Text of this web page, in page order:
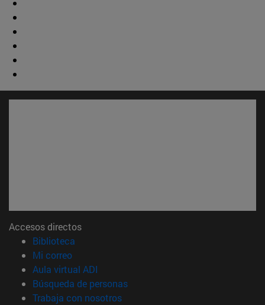
Accesos directos
Biblioteca
Mi correo(abre en nueva ventana)
Aula virtual ADI
Búsqueda de personas(abre en nueva ventana)
Trabaja con nosotros(abre en nueva ventana)